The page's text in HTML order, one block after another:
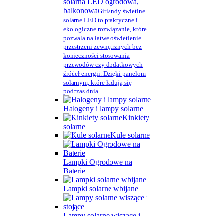
solarna LED ogrodowa,
balkonowaGirlandy świetlne
solarne LED to praktyczne i
ekologiczne rozwiązanie, które
pozwala na łatwe oświetlenie
przestrzeni zewnętrznych bez
konieczności stosowania
przewodów czy dodatkowych
źródeł energii. Dzięki panelom
solarnym, które ładują się
podczas dnia
Halogeny i lampy solarne
Kinkiety
solarne
Kule solarne
Lampki Ogrodowe na
Baterie
Lampki solarne wbijane